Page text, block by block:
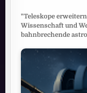
"Teleskope
Wissenschaft und
bahnbrechende